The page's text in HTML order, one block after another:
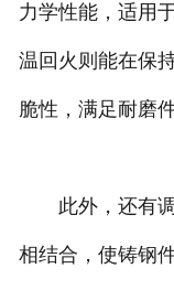
力学性能，适用
温回火则能在保
脆性，满足耐磨
此外，还有调
相结合，使铸钢